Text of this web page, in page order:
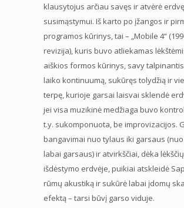
klausytojus arčiau savęs ir atvėrė erdvę
susimąstymui. Iš karto po įžangos ir
programos kūrinys, tai – „Mobile 4“
revizija), kuris buvo atliekamas
aiškios formos kūrinys, savy
laiko kontinuumą, sukūręs tolydžią ir
terpę, kurioje garsai laisvai sklendė
jei visa muzikinė medžiaga buvo
t.y. sukomponuota, be improvizacijos.
bangavimai nuo tylaus iki garsaus
labai garsaus) ir atvirkščiai, dėka lėkščių
išdėstymo erdvėje, puikiai atskleidė
rūmų akustiką ir sukūrė labai įdomų
efektą – tarsi būvį garso viduje.